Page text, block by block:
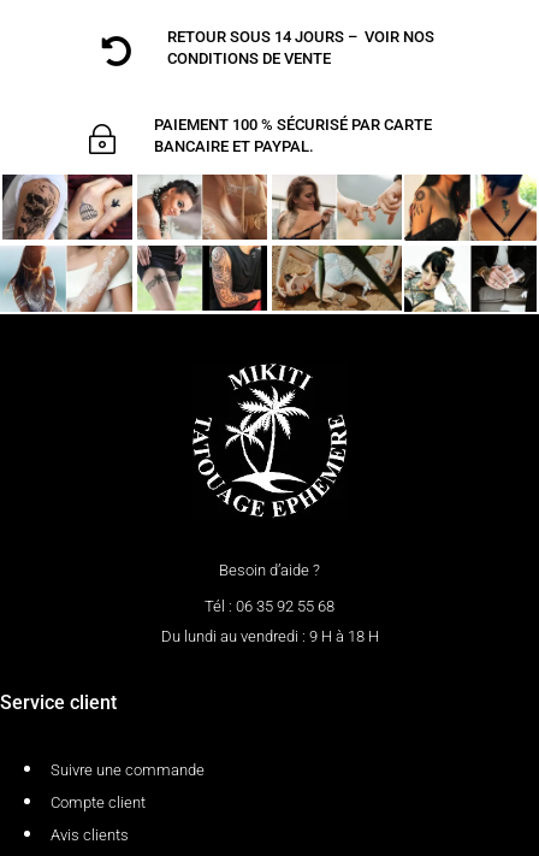

RETOUR SOUS 14 JOURS – VOIR NOS
CONDITIONS DE VENTE
~
PAIEMENT 100 % SÉCURISÉ PAR CARTE
BANCAIRE ET PAYPAL.
Besoin d’aide ?
Tél : 06 35 92 55 68
Du lundi au vendredi : 9 H à 18 H
Service client
Suivre une commande
Compte client
Avis clients